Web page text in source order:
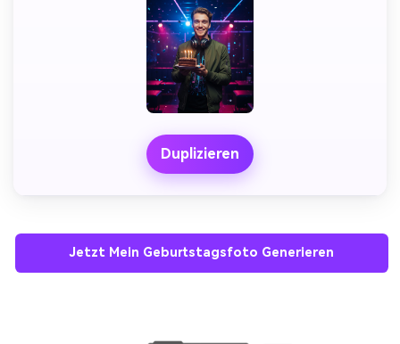
Duplizieren
Jetzt Mein Geburtstagsfoto Generieren